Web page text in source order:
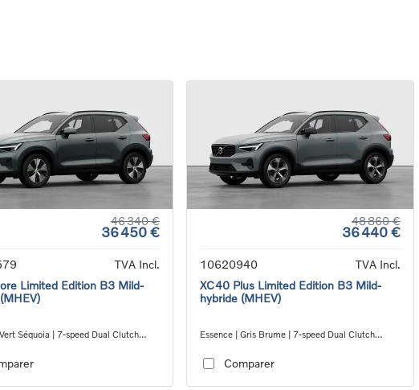
46 340 €
36 450 €
TVA Incl.
Limited Edition B3 Mild-
Séquoia | 7-speed Dual Clutch
48 860 €
36 440 €
10620940
TVA Incl.
XC40 Plus Limited Edition B3 Mild-
hybride (MHEV)
Essence | Gris Brume | 7-speed Dual Clutch
Comparer